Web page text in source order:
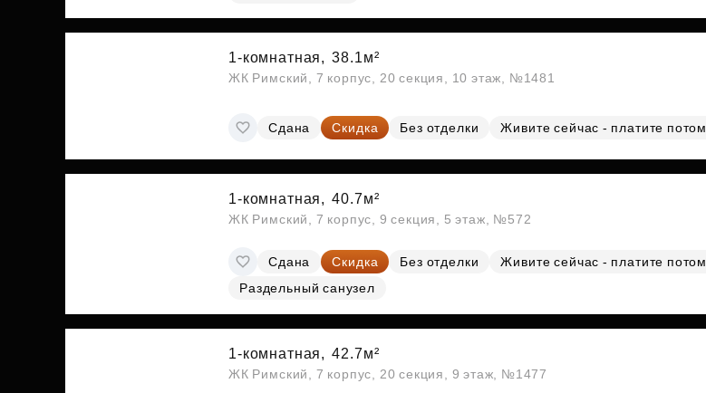
1-комнатная, 38.1м²
ЖК Римский, 7 корпус, 20 секция, 10 этаж, №1481
Сдана Скидка Без отделки Живите сейчас - платите потом
1-комнатная, 40.7м²
ЖК Римский, 7 корпус, 9 секция, 5 этаж, №572
Сдана Скидка Без отделки Живите сейчас - платите потом
Раздельный санузел
1-комнатная, 42.7м²
ЖК Римский, 7 корпус, 20 секция, 9 этаж, №1477